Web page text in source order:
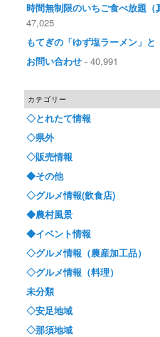
時間無制限のいちご食べ放題（
47,025
もてぎの「ゆず塩ラーメン」と
お問い合わせ - 40,991
カテゴリー
◇とれたて情報
◇県外
◇販売情報
◆その他
◇グルメ情報(飲食店)
◆農村風景
◆イベント情報
◇グルメ情報（農産加工品）
◇グルメ情報（料理）
未分類
◇安足地域
◇那須地域